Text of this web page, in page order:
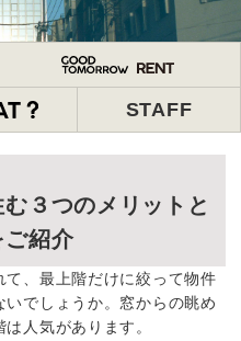
STAFF
３つのメリットと
ご紹介
、最上階だけに絞って物件
でしょうか。窓からの眺め
人気があります。